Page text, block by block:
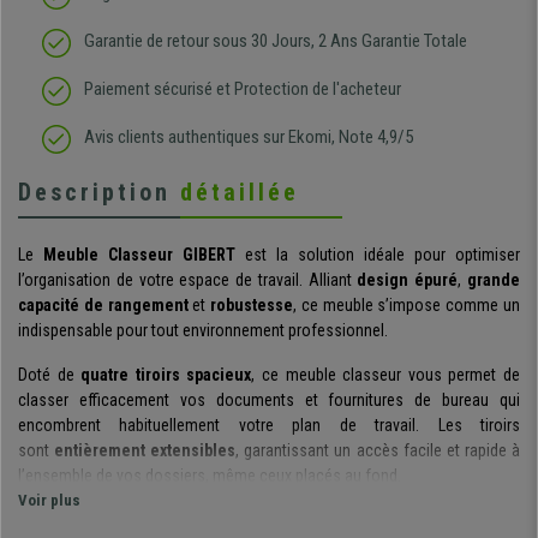
Garantie de retour sous 30 Jours, 2 Ans Garantie Totale
Paiement sécurisé et Protection de l'acheteur
Avis clients authentiques sur Ekomi, Note 4,9/5
Description détaillée
Le Meuble Classeur GIBERT est la solution idéale pour optimiser
l’organisation de votre espace de travail. Alliant design épuré, grande
capacité de rangementet robustesse, ce meuble s’impose comme un
indispensable pour tout environnement professionnel.
Doté de quatre tiroirs spacieux, ce meuble classeur vous permet de
classer efficacement vos documents et fournitures de bureau qui
encombrent habituellement votre plan de travail. Les tiroirs
sont entièrement extensibles, garantissant un accès facile et rapide à
l’ensemble de vos dossiers, même ceux placés au fond.
Voir plus